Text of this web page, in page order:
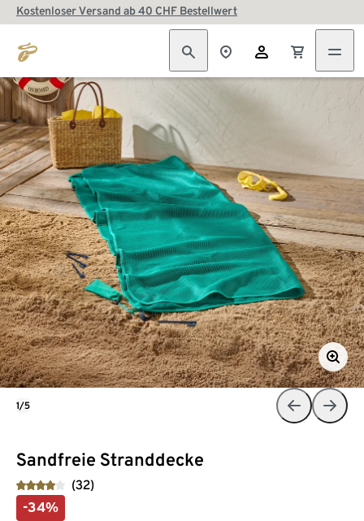
Kostenloser Versand ab 40 CHF Bestellwert
Sandfreie Stranddecke
(32)
-34%
1/5